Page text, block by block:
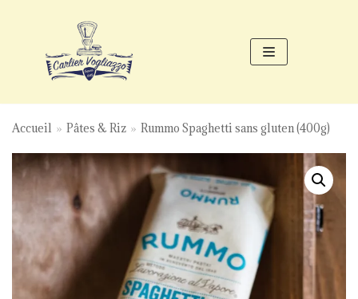
contenu
Accueil » Pâtes & Riz » Rummo Spaghetti sans gluten (400g)